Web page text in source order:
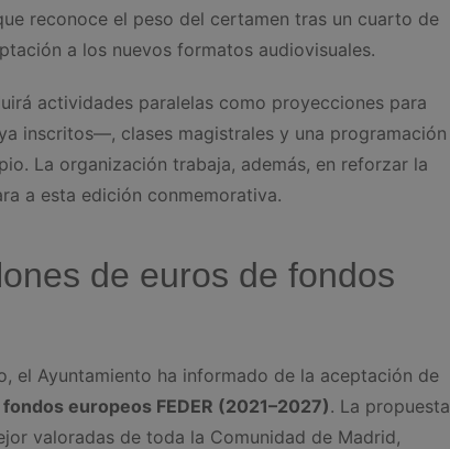
reconoce el peso del certamen tras un cuarto de
a los nuevos formatos audiovisuales.
actividades paralelas como proyecciones para
inscritos—, clases magistrales y una programación
La organización trabaja, además, en reforzar la
a esta edición conmemorativa.
de euros de fondos
el Ayuntamiento ha informado de la aceptación de
europeos FEDER (2021–2027). La propuesta
valoradas de toda la Comunidad de Madrid,